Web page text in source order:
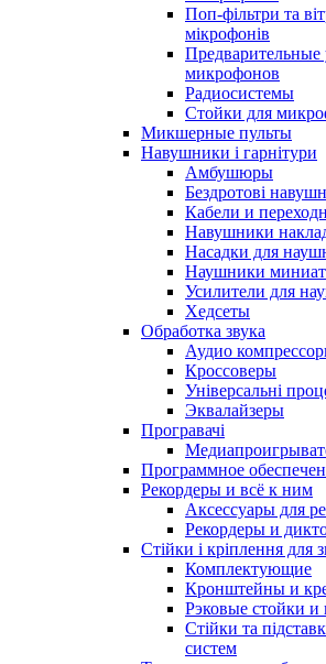
Поп-фільтри та
мікрофонів
Предварительные
микрофонов
Радиосистемы
Стойки для
Микшерные пульты
Навушники і гарнітури
Амбушюры
Бездротові
Кабели и
Навушники
Насадки для
Наушники
Усилители для
Хедсеты
Обработка звука
Аудио
Кроссоверы
Універсальні
Эквалайзеры
Програвачі
Программное
Рекордеры и всё к ним
Аксессуары для
Рекордеры и
Стійки і кріплення для
Комплектующие
Кронштейны и
Рэковые стойки и
Стійки та
систем